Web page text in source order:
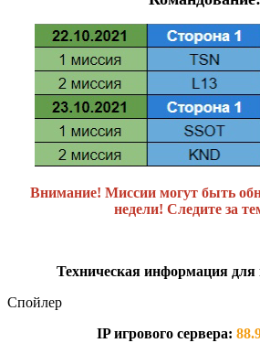
Внимание! Миссии могут быть
недели! Следите за
Техническая информация
Спойлер
IP игрового сервера: